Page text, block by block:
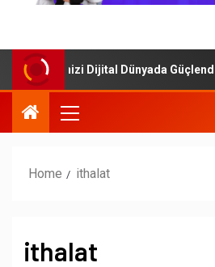
İşletmenizi Dijital Dünyada
Home ithalat
ithalat